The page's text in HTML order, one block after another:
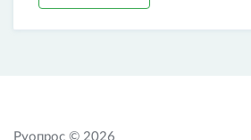
Руопрос © 2026